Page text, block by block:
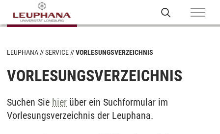
LEUPHANA SERVICE VORLESUNGSVERZEICHNIS
VORLESUNGSVERZEICHNIS
Suchen Sie hier über ein Suchformular im
Vorlesungsverzeichnis der Leuphana.